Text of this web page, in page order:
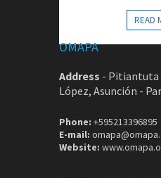
READ
OMAPA
Address - Pitiantuta
López, Asunción -
Phone: +595213396895
E-mail:
Website: